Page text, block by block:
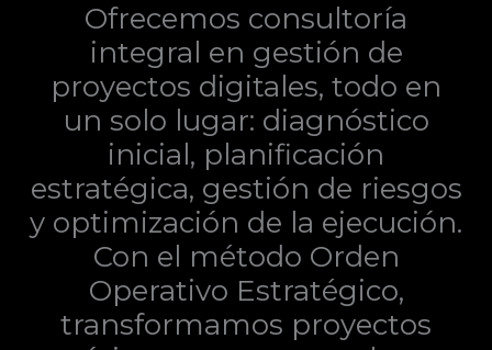
Ofrecemos consultoría
integral en gestión de
proyectos digitales, todo en
un solo lugar: diagnóstico
inicial, planificación
estratégica, gestión de riesgos
y optimización de la ejecución.
Con el método Orden
Operativo Estratégico,
transformamos proyectos